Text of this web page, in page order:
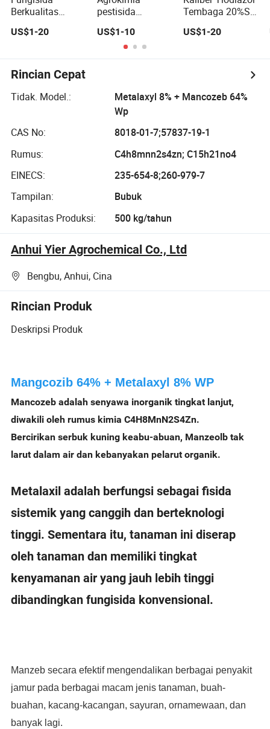
Berkualitas
85% Bubuk
Harga Terbaik
US$1-20
pestisida
Mancozeb 80%
US$1-10
Tembaga 20%SC
Agrokimia
Fungisida
US$1-20
Rincian Cepat
Tidak. Model.:
Metalaxyl 8% + Mancozeb 64%
Wp
CAS No:
8018-01-7;57837-19-1
Rumus:
C4h8mnn2s4zn; C15h21no4
EINECS:
235-654-8;260-979-7
Tampilan:
Bubuk
Kapasitas Produksi:
500 kg/tahun
Anhui Yier Agrochemical Co., Ltd
Bengbu, Anhui, Cina
Rincian Produk
Deskripsi Produk
Mangcozib 64% + Metalaxyl 8% WP
Mancozeb adalah senyawa inorganik tingkat lanjut,
diwakili oleh rumus kimia C4H8MnN2S4Zn.
Bercirikan serbuk kuning keabu-abuan, Manzeolb tak
larut dalam air dan kebanyakan pelarut organik.
Metalaxil adalah berfungsi sebagai fisida
sistemik yang canggih dan berteknologi
tinggi. Sementara itu, tanaman ini diserap
oleh tanaman dan memiliki tingkat
kenyamanan air yang jauh lebih tinggi
dibandingkan fungisida konvensional.
Manzeb secara efektif mengendalikan berbagai penyakit
jamur pada berbagai macam jenis tanaman, buah-
buahan, kacang-kacangan, sayuran, ornamewaan, dan
banyak lagi.